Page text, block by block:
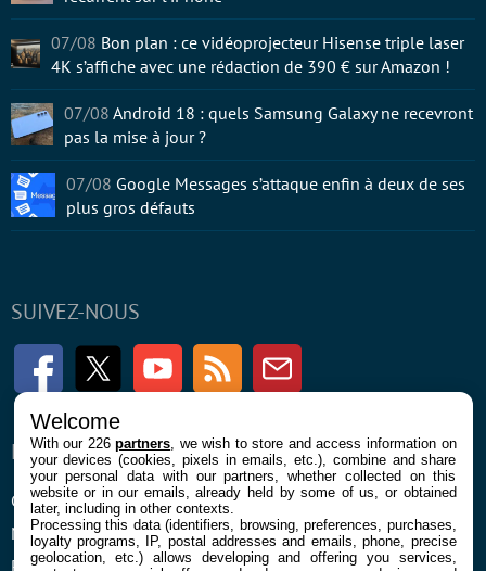
SUIVEZ-NOUS
FacebookTwitter Youtube RSS Newsletter
ENTREPRISE
Confidentialité et Cookies
Mentions légales et CGU
Préférences Cookies
À PROPOS
Contact
07/08 Bon plan : ce vidéoprojecteur Hisense triple laser
4K s’affiche avec une rédaction de 390 € sur Amazon !
07/08 Android 18 : quels Samsung Galaxy ne recevront
pas la mise à jour ?
07/08 Google Messages s’attaque enfin à deux de ses
plus gros défauts
Welcome
With our 226partners , we wish to store and access information on
your devices (cookies, pixels in emails, etc.), combine and share
your personal data with our partners, whether collected on this
website or in our emails, already held by some of us, or obtained
later, including in other contexts.
Processing this data (identifiers, browsing, preferences, purchases,
loyalty programs, IP, postal addresses and emails, phone, precise
geolocation, etc.) allows developing and offering you services,